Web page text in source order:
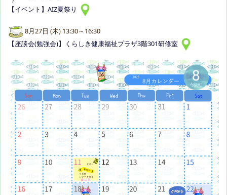
【イベント】AIZ夏祭り
8月27日 (木) 13:30～16:30
【座談会(勉強会)】くらしき健康福祉プラザ3階301研修室